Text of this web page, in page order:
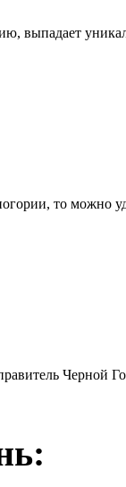
выпадает
то можно
Черной